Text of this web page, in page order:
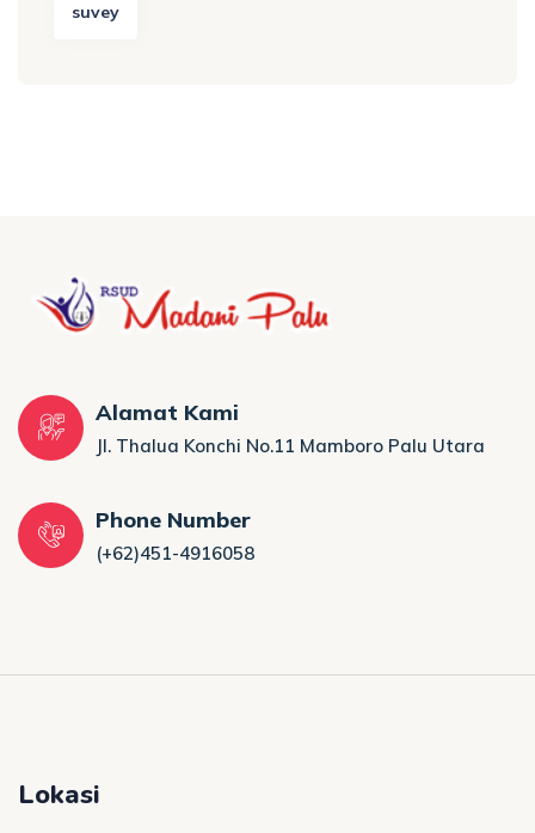
suvey
Alamat Kami
Jl. Thalua Konchi No.11 Mamboro Palu Utara
Phone Number
(+62)451-4916058
Lokasi